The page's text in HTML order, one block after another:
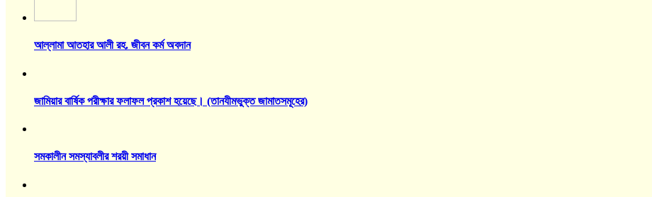
আল্লামা আতহার আলী রহ. জীবন কর্ম অবদান
জামিয়ার বার্ষিক পরীক্ষার ফলাফল প্রকাশ হয়েছে। (তানযীমভুক্ত জামাতসমূহের)
সমকালীন সমস্যাবলীর শরয়ী সমাধান